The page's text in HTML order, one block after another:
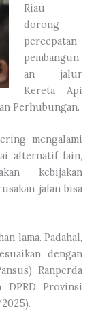
Riau
dorong
percepatan
pembangun
an jalur
Kereta Api
Perhubungan.
mengalami
alternatif lain,
kebijakan
jalan bisa
lama. Padahal,
dengan
Ranperda
DPRD Provinsi